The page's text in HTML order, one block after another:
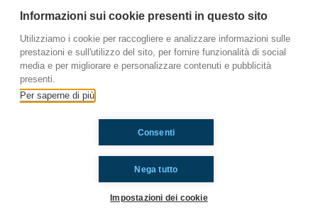
Qui da #med aria di di polemica, restate
sintonizzati con noi!
#OkkinSu www.radioimmaginaria.it
Medicina di Bologna
Ti è piaciuto? Condividilo!
Informazioni sui cookie presenti in questo sito
Utilizziamo i cookie per raccogliere e analizzare informazioni sulle
prestazioni e sull'utilizzo del sito, per fornire funzionalità di social
media e per migliorare e personalizzare contenuti e pubblicità
presenti.
Per saperne di più
Nega tutto
Consenti
Impostazioni dei cookie